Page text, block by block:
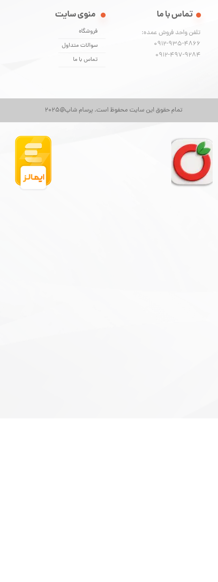
تمام حقوق این سایت محفوظ است. پرسام شاپ@2025
منوی سایت
فروشگاه
سوالات متداول
تماس با ما
تماس با ما
تلفن واحد فروش عمده:
0912-935-4866
​​​​​​​0912-497-9284